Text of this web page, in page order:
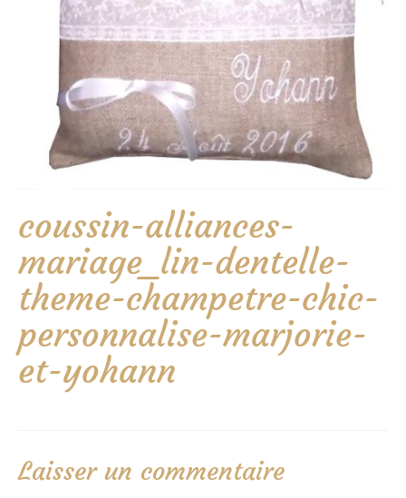
coussin-alliances-
mariage_lin-dentelle-
theme-champetre-chic-
personnalise-marjorie-
et-yohann
Laisser un commentaire